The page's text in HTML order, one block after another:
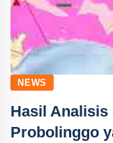
NEWS
Hasil Analisis
Probolinggo